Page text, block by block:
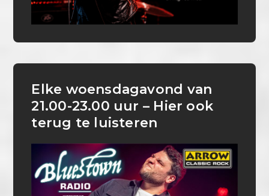
Elke woensdagavond van
21.00-23.00 uur – Hier ook
terug te luisteren